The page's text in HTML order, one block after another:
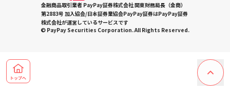
金融商品取引業者 PayPay証券株式会社 関東財務局長（金商）
第2883号 加入協会/日本証券業協会PayPay証券はPayPay証券
株式会社が運営しているサービスです
© PayPay Securities Corporation. All Rights Reserved.